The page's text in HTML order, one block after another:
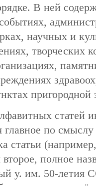
В ней
научных и
творческих
пригородной
статей
главное по
статьи
второе, полное
у. им. 50-летия